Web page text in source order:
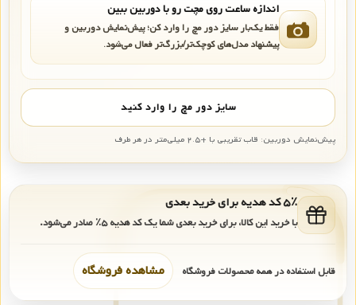
اندازه ساعت روی مچت رو با دوربین ببین
فقط یک‌بار سایز دور مچ را وارد کن؛ پیش‌نمایش دوربین و
پیشنهاد مدل‌های کوچک‌تر/بزرگ‌تر فعال می‌شود.
سایز دور مچ را وارد کنید
پیش‌نمایش دوربین: قاب تقریبی با +۲.۵ میلی‌متر در هر طرف
۵٪ کد هدیه برای خرید بعدی
با خرید این کالا، برای خرید بعدی شما یک کد هدیه۵٪ صادر می‌شود.
قابل استفاده در همه محصولات فروشگاه مشاهده فروشگاه